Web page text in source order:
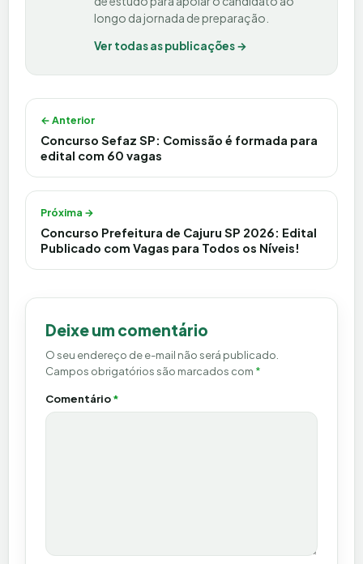
longo da jornada de preparação.
Ver todas as publicações →
Navegação de Post
← Anterior
Concurso Sefaz SP: Comissão é formada para
edital com 60 vagas
Próxima →
Concurso Prefeitura de Cajuru SP 2026: Edital
Publicado com Vagas para Todos os Níveis!
Deixe um comentário
O seu endereço de e-mail não será publicado.
Campos obrigatórios são marcados com *
Comentário*